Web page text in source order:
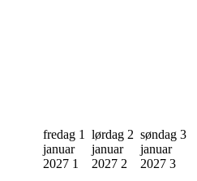
fredag 1
januar
2027 1
lørdag 2
januar
2027 2
søndag 3
januar
2027 3